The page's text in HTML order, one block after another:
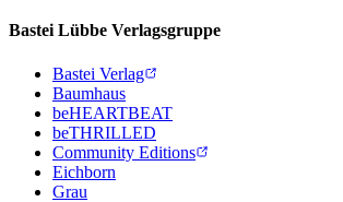
Bastei Lübbe Verlagsgruppe
Bastei Verlag
Baumhaus
beHEARTBEAT
beTHRILLED
Community Editions
Eichborn
Grau